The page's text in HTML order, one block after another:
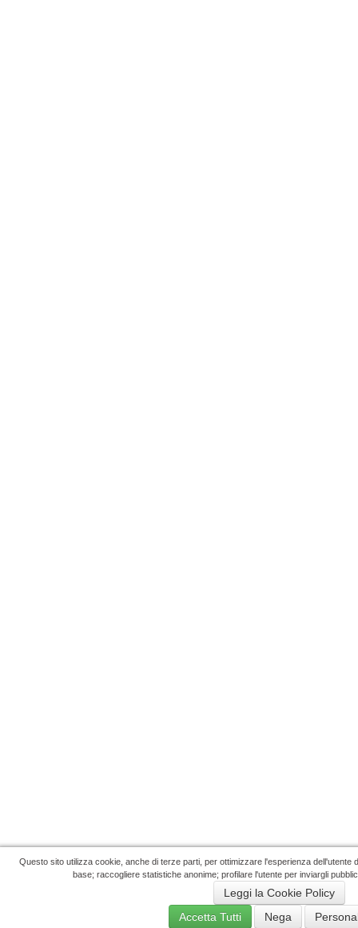
Questo sito utilizza cookie, anche di terze parti, per ottimizzare l'esperienza dell'utente
base; raccogliere statistiche anonime; profilare l'utente per inviargli
Leggi la Cookie Policy
Accetta Tutti
Nega